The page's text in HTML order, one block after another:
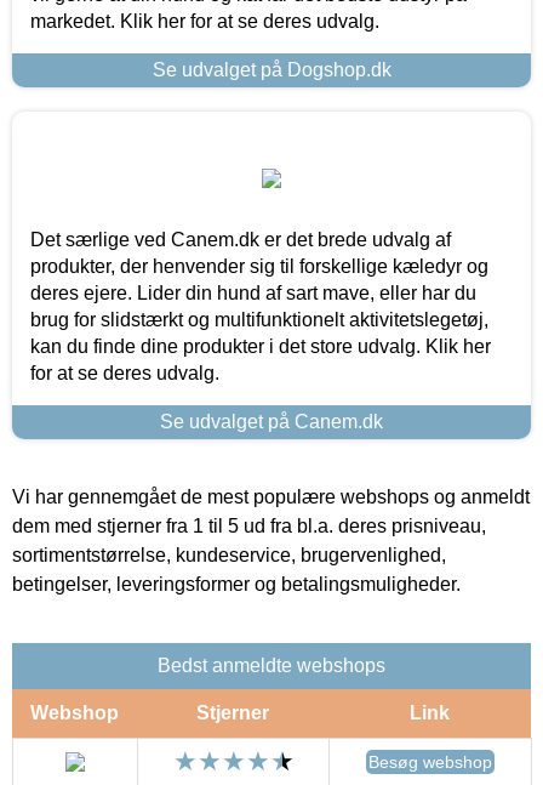
markedet. Klik her for at se deres udvalg.
Se udvalget på Dogshop.dk
Det særlige ved Canem.dk er det brede udvalg af
produkter, der henvender sig til forskellige kæledyr og
deres ejere. Lider din hund af sart mave, eller har du
brug for slidstærkt og multifunktionelt aktivitetslegetøj,
kan du finde dine produkter i det store udvalg. Klik her
for at se deres udvalg.
Se udvalget på Canem.dk
Vi har gennemgået de mest populære webshops og anmeldt
dem med stjerner fra 1 til 5 ud fra bl.a. deres prisniveau,
sortimentstørrelse, kundeservice, brugervenlighed,
betingelser, leveringsformer og betalingsmuligheder.
Bedst anmeldte webshops
Webshop Stjerner Link
Besøg webshop